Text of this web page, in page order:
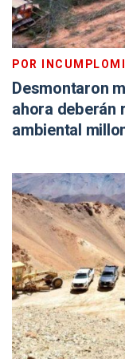
POR
Desmontaron
ahora deberán
ambiental